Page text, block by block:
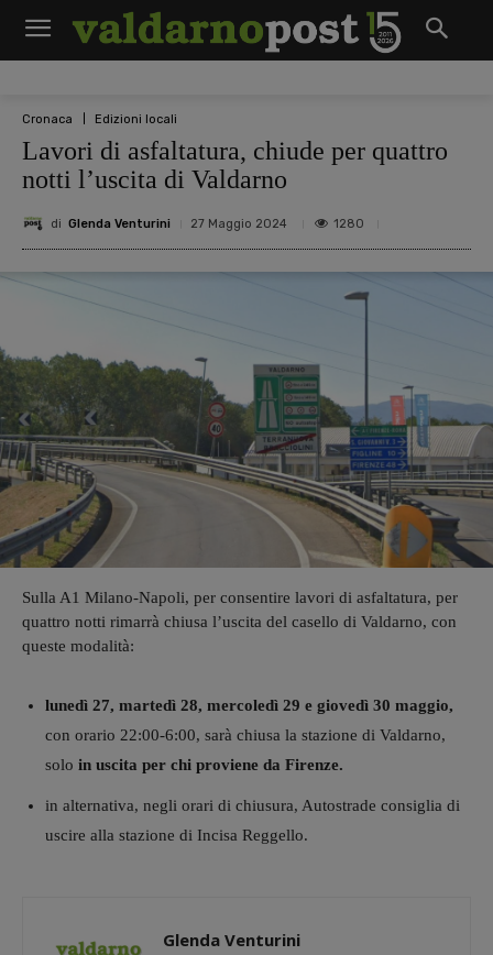
Cronaca Edizioni locali
Lavori di asfaltatura, chiude per quattro
notti l’uscita di Valdarno
di Glenda Venturini 27 Maggio 2024 1280
Sulla A1 Milano-Napoli, per consentire lavori di asfaltatura, per
quattro notti rimarrà chiusa l’uscita del casello di Valdarno, con
queste modalità:
lunedì 27, martedì 28, mercoledì 29 e giovedì 30 maggio,
con orario 22:00-6:00, sarà chiusa la stazione di Valdarno,
solo in uscita per chi proviene da Firenze.
in alternativa, negli orari di chiusura, Autostrade consiglia di
uscire alla stazione di Incisa Reggello.
Glenda Venturini